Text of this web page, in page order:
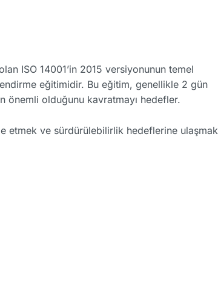
ISO 14001’in 2015 versiyonunun temel
eğitimidir. Bu eğitim, genellikle 2 gün
önemli olduğunu kavratmayı hedefler.
etmek ve sürdürülebilirlik hedeflerine ulaşmak